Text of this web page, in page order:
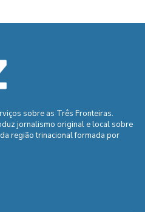
sobre as Três Fronteiras.
jornalismo original e local sobre
região trinacional formada por